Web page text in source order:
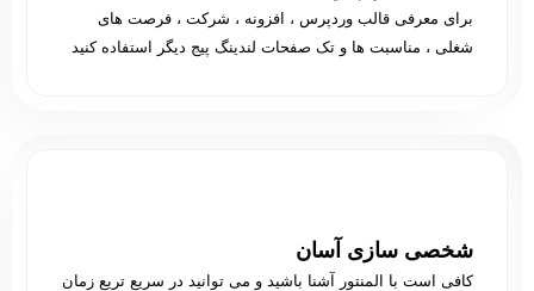
برای معرفی قالب وردپرس ، افزونه ، شرکت ، فرصت های
شغلی ، مناسبت ها و تک صفحات لندینگ پیج دیگر استفاده کنید
شخصی سازی آسان
کافی است با المنتور آشنا باشید و می توانید در سریع تریع زمان